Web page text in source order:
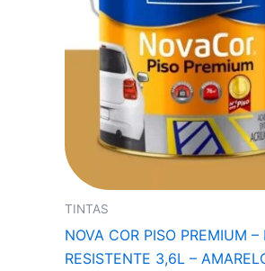
TINTAS
NOVA COR PISO PREMIUM –
RESISTENTE 3,6L –